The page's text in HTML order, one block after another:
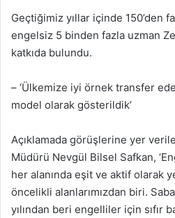
Geçtiğimiz yıllar içinde 150’den
engelsiz 5 binden fazla uzman
katkıda bulundu.
– ‘Ülkemize iyi örnek transfer
model olarak gösterildik’
Açıklamada görüşlerine yer
Müdürü Nevgül Bilsel Safkan,
her alanında eşit ve aktif olarak
öncelikli alanlarımızdan biri.
yılından beri engelliler için sıfır